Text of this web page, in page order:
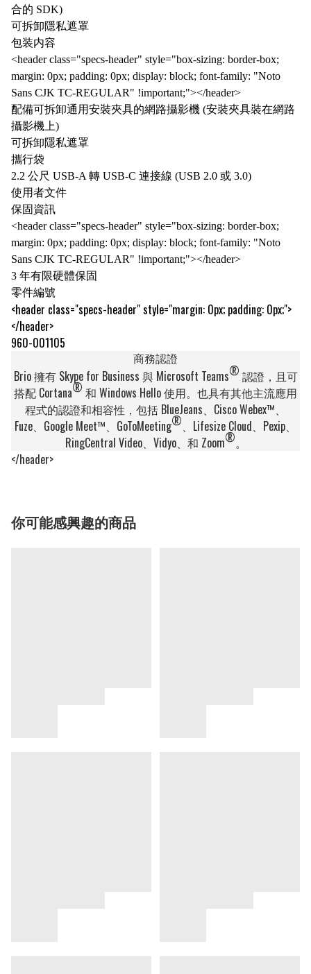
合的 SDK)
可拆卸隱私遮罩
包装内容
<header class="specs-header" style="box-sizing: border-box;
margin: 0px; padding: 0px; display: block; font-family: "Noto
Sans CJK TC-REGULAR" !important;"></header>
配備可拆卸通用安裝夾具的網路攝影機 (安裝夾具裝在網路
攝影機上)
可拆卸隱私遮罩
攜行袋
2.2 公尺 USB-A 轉 USB-C 連接線 (USB 2.0 或 3.0)
使用者文件
保固資訊
<header class="specs-header" style="box-sizing: border-box;
margin: 0px; padding: 0px; display: block; font-family: "Noto
Sans CJK TC-REGULAR" !important;"></header>
3 年有限硬體保固
零件編號
<header class="specs-header" style="margin: 0px; padding: 0px;">
</header>
960-001105
商務認證
Brio 擁有 Skype for Business 與 Microsoft Teams® 認證，且可
搭配 Cortana® 和 Windows Hello 使用。也具有其他主流應用
程式的認證和相容性，包括 BlueJeans、Cisco Webex™、
Fuze、Google Meet™、GoToMeeting®、Lifesize Cloud、Pexip、
RingCentral Video、Vidyo、和 Zoom®。
</header>
你可能感興趣的商品